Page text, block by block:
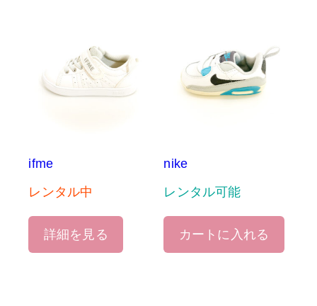
ifme
レンタル中
詳細を見る
nike
レンタル可能
カートに入れる